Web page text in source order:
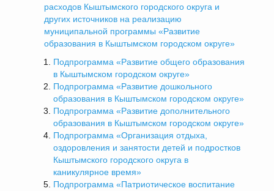
расходов Кыштымского городского округа и
других источников на реализацию
муниципальной программы «Развитие
образования в Кыштымском городском округе»
Подпрограмма «Развитие общего образования
в Кыштымском городском округе»
Подпрограмма «Развитие дошкольного
образования в Кыштымском городском округе»
Подпрограмма «Развитие дополнительного
образования в Кыштымском городском округе»
Подпрограмма «Организация отдыха,
оздоровления и занятости детей и подростков
Кыштымского городского округа в
каникулярное время»
Подпрограмма «Патриотическое воспитание